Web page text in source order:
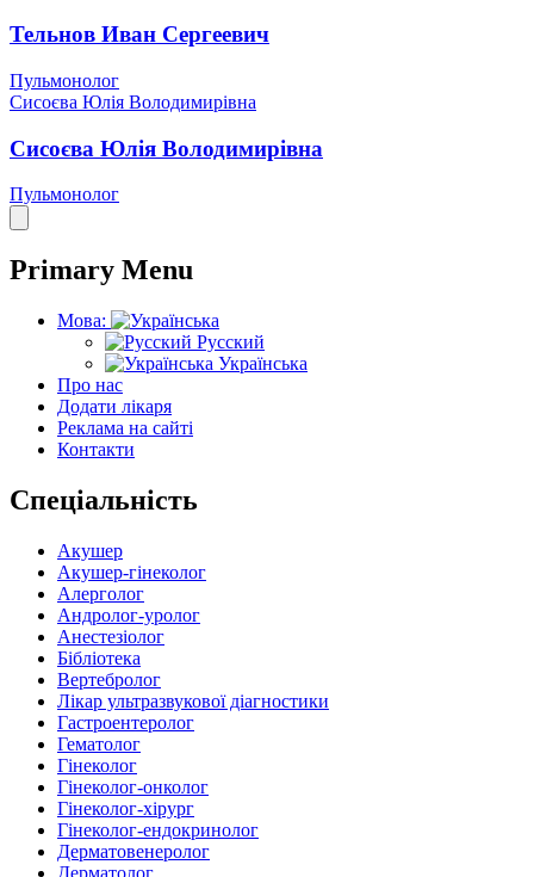
Тельнов Иван Сергеевич
Пульмонолог
Сисоєва Юлія Володимирівна
Сисоєва Юлія Володимирівна
Пульмонолог
Primary Menu
Мова:
Русский
Українська
Про нас
Додати лікаря
Реклама на сайті
Контакти
Спеціальність
Акушер
Акушер-гінеколог
Алерголог
Андролог-уролог
Анестезіолог
Бібліотека
Вертебролог
Лікар ультразвукової діагностики
Гастроентеролог
Гематолог
Гінеколог
Гінеколог-онколог
Гінеколог-хірург
Гінеколог-ендокринолог
Дерматовенеролог
Дерматолог